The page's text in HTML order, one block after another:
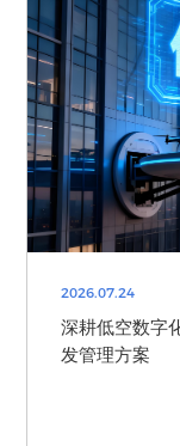
2026.07.24
深耕低空数字
发管理方案